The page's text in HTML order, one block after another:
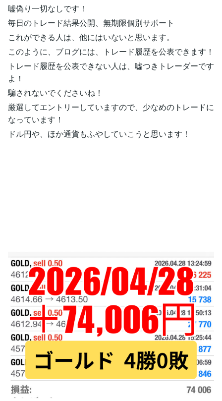
嘘偽り一切なしです！
毎日のトレード結果公開、無期限個別サポート
これができる人は、他にはいないと思います。
このように、ブログには、トレード履歴を公表できます！
トレード履歴を公表できない人は、嘘つきトレーダーです
よ！
騙されないでくださいね！
厳選してエントリーしていますので、少なめのトレードに
なっています！
ドル円や、ほか通貨もふやしていこうと思います！